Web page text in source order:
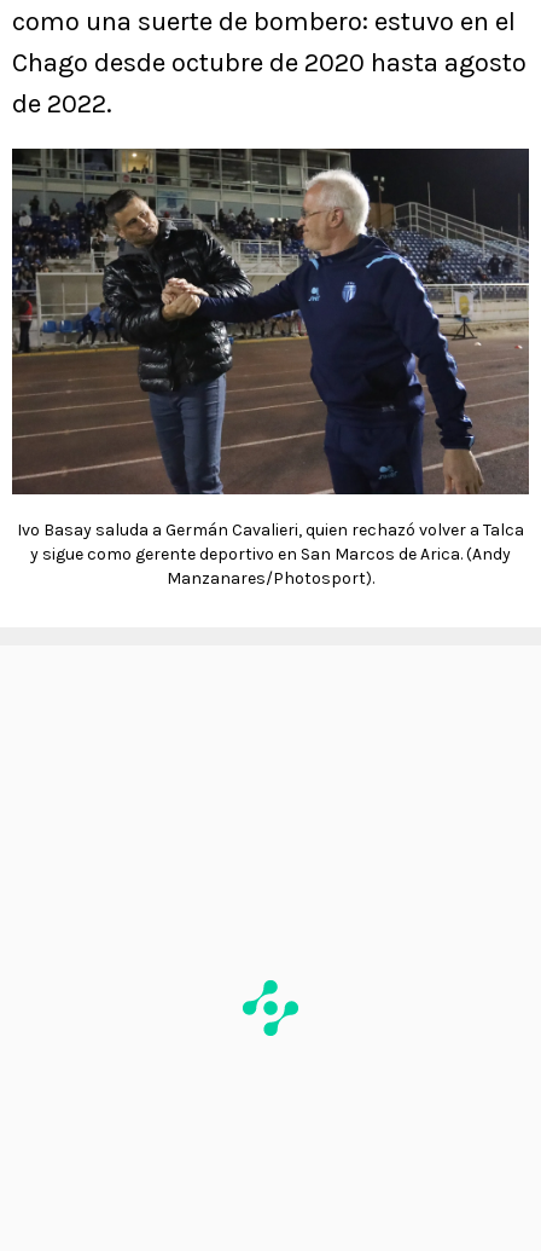
como una suerte de bombero: estuvo en el
Chago desde octubre de 2020 hasta agosto
de 2022.
Ivo Basay saluda a Germán Cavalieri, quien rechazó volver a Talca
y sigue como gerente deportivo en San Marcos de Arica. (Andy
Manzanares/Photosport).